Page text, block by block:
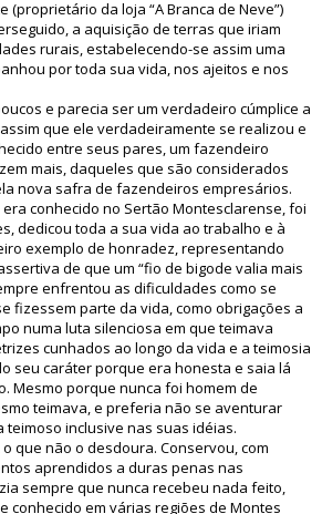
(proprietário da loja “A Branca de Neve”)
a aquisição de terras que iriam
rurais, estabelecendo-se assim uma
por toda sua vida, nos ajeitos e nos
e parecia ser um verdadeiro cúmplice a
que ele verdadeiramente se realizou e
entre seus pares, um fazendeiro
mais, daqueles que são considerados
nova safra de fazendeiros empresários.
era conhecido no Sertão Montesclarense, foi
dedicou toda a sua vida ao trabalho e à
exemplo de honradez, representando
de que um “fio de bigode valia mais
enfrentou as dificuldades como se
fizessem parte da vida, como obrigações a
numa luta silenciosa em que teimava
cunhados ao longo da vida e a teimosia
seu caráter porque era honesta e saia lá
Mesmo porque nunca foi homem de
teimava, e preferia não se aventurar
teimoso inclusive nas suas idéias.
que não o desdoura. Conservou, com
aprendidos a duras penas nas
sempre que nunca recebeu nada feito,
conhecido em várias regiões de Montes